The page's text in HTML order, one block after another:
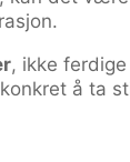
, ikke
å ta